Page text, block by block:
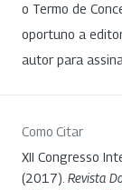
o Termo de
oportuno a
autor para
Como Citar
XII Congresso
(2017). Revista